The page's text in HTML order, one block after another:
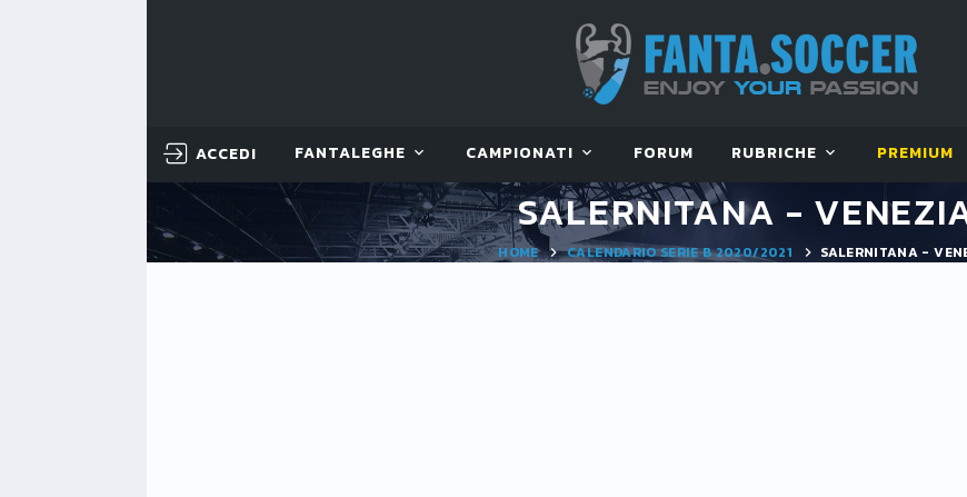
ACCEDI FANTALEGHE CAMPIONATI FORUM RUBRICHE PREMIUM
SALERNITANA -
HOME CALENDARIO SERIE B 2020/2021 SALERNITANA -